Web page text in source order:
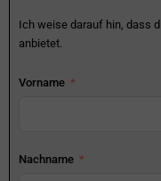
Ich weise darauf hin, dass
anbietet.
Vorname
Nachname